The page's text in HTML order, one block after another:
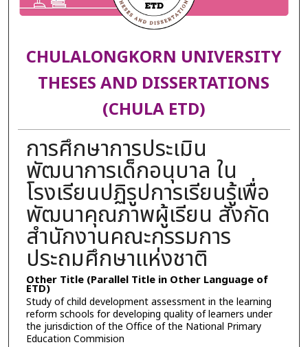
CHULALONGKORN UNIVERSITY
THESES AND DISSERTATIONS
(CHULA ETD)
การศึกษาการประเมิน
พัฒนาการเด็กอนุบาล ใน
โรงเรียนปฏิรูปการเรียนรู้เพื่อ
พัฒนาคุณภาพผู้เรียน สังกัด
สำนักงานคณะกรรมการ
ประถมศึกษาแห่งชาติ
Other Title (Parallel Title in Other Language of
ETD)
Study of child development assessment in the learning
reform schools for developing quality of learners under
the jurisdiction of the Office of the National Primary
Education Commision